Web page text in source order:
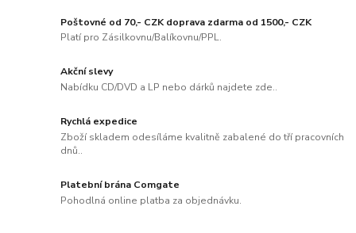
Poštovné od 70,- CZK doprava zdarma od 1500,- CZK
Platí pro Zásilkovnu/Balíkovnu/PPL.
Akční slevy
Nabídku CD/DVD a LP nebo dárků najdete zde..
Rychlá expedice
Zboží skladem odesíláme kvalitně zabalené do tří pracovních
dnů..
Platební brána Comgate
Pohodlná online platba za objednávku.